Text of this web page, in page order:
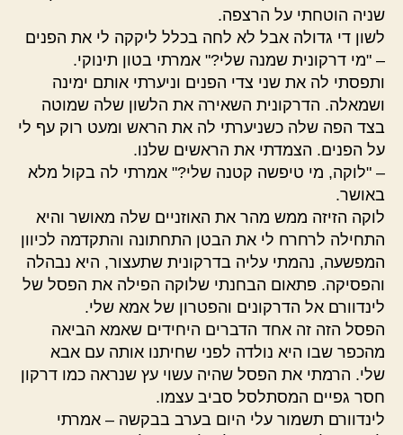
שניה הוטחתי על הרצפה.
לשון די גדולה אבל לא לחה בכלל ליקקה לי את הפנים
– "מי דרקונית שמנה שלי?" אמרתי בטון תינוקי.
ותפסתי לה את שני צדי הפנים וניערתי אותם ימינה
ושמאלה. הדרקונית השאירה את הלשון שלה שמוטה
בצד הפה שלה כשניערתי לה את הראש ומעט רוק עף לי
על הפנים. הצמדתי את הראשים שלנו.
– "לוקה, מי טיפשה קטנה שלי?" אמרתי לה בקול מלא
באושר.
לוקה הזיזה ממש מהר את האוזניים שלה מאושר והיא
התחילה לרחרח לי את הבטן התחתונה והתקדמה לכיוון
המפשעה, נהמתי עליה בדרקונית שתעצור, היא נבהלה
והפסיקה. פתאום הבחנתי שלוקה הפילה את הפסל של
לינדוורם אל הדרקונים והפטרון של אמא שלי.
הפסל הזה זה אחד הדברים היחידים שאמא הביאה
מהכפר שבו היא נולדה לפני שחיתנו אותה עם אבא
שלי. הרמתי את הפסל שהיה עשוי עץ שנראה כמו דרקון
חסר גפיים המסתלסל סביב עצמו.
לינדוורם תשמור עלי היום בערב בבקשה – אמרתי